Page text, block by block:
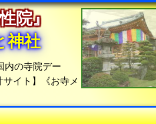
性院』
神社
内の寺院デー
イト】《お寺メ